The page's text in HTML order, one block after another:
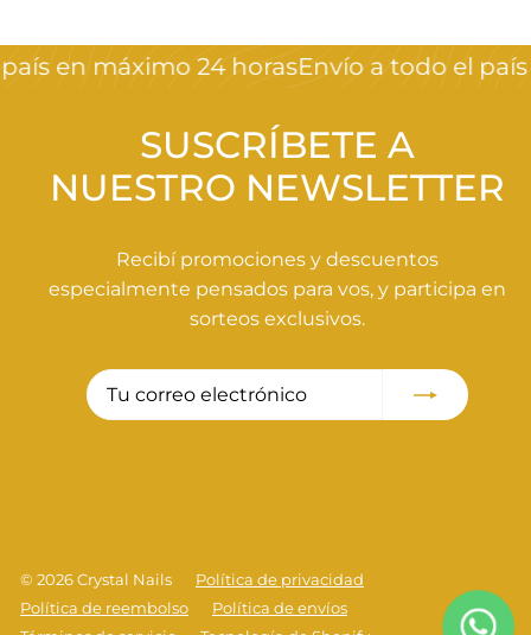
0
,
en máximo 24 horasEnvío a todo el país
SUSCRÍBETE A
NUESTRO NEWSLETTER
Recibí promociones y descuentos
especialmente pensados para vos, y participa en
sorteos exclusivos.
Tu
Suscribir
© 2026 Crystal Nails
Política de privacidad
Política de reembolso
Política de envíos